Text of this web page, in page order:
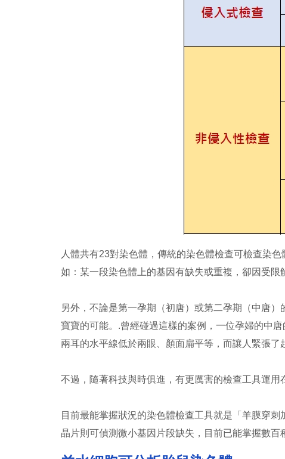
人體共有23對染色體，傳統的染色體檢查可檢查染
如：某一段染色體上的基因有缺失或重複，卻因受
另外，不論是第一孕期（初唐）或第二孕期（中唐
寶寶的可能。.曾經碰過這樣的案例，一位孕婦的中
兩耳的水平線低於兩眼、顏面扁平等，而讓人緊張了
不過，隨著科技與時俱進，有更厲害的檢查工具運
目前最能掌握狀況的染色體檢查工具就是「羊膜穿
晶片則可偵測微小基因片段缺失，目前已能掌握數